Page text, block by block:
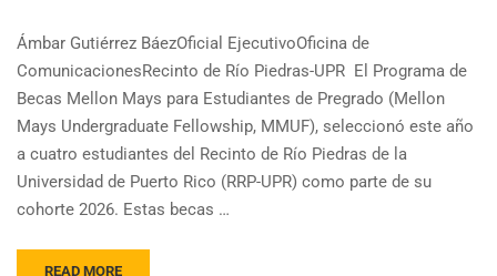
Ámbar Gutiérrez BáezOficial EjecutivoOficina de
ComunicacionesRecinto de Río Piedras-UPR El Programa de
Becas Mellon Mays para Estudiantes de Pregrado (Mellon
Mays Undergraduate Fellowship, MMUF), seleccionó este año
a cuatro estudiantes del Recinto de Río Piedras de la
Universidad de Puerto Rico (RRP-UPR) como parte de su
cohorte 2026. Estas becas …
READ MORE